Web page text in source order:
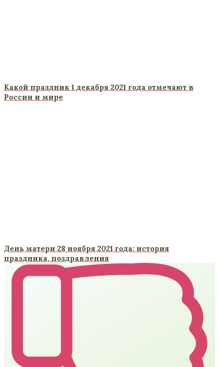
Какой праздник 1 декабря 2021 года отмечают в
России и мире
День матери 28 ноября 2021 года: история
праздника, поздравления